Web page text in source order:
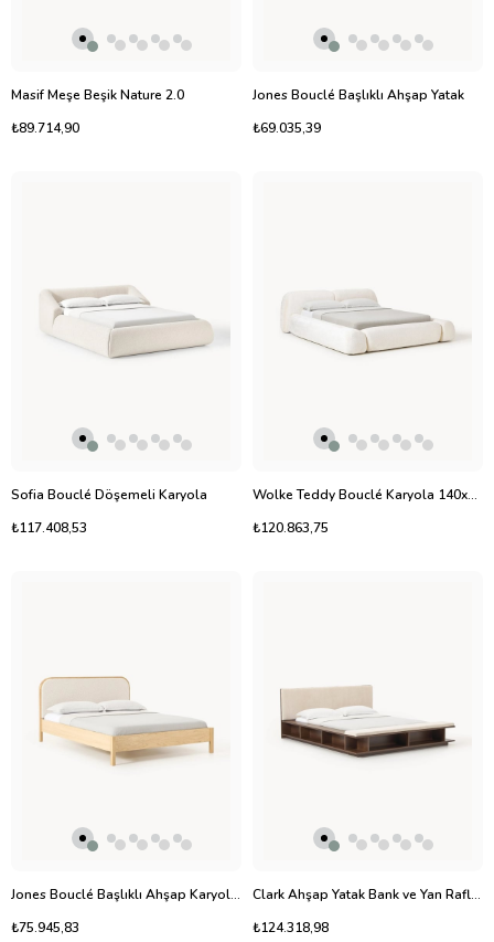
Masif Meşe Beşik Nature 2.0
₺89.714,90
Jones Bouclé Başlıklı Ahşap Yatak
₺69.035,39
Sofia Bouclé Döşemeli Karyola
₺117.408,53
Wolke Teddy Bouclé Karyola 140x200cm
₺120.863,75
Jones Bouclé Başlıklı Ahşap Karyola 160x200 cm
₺75.945,83
Clark Ahşap Yatak Bank ve Yan Raflı Modern Tasarım
₺124.318,98